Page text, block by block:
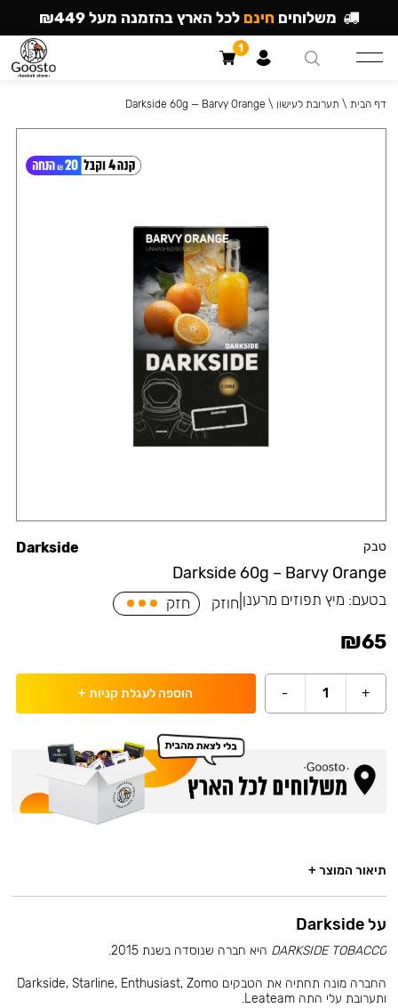
טבק
Darkside 60g – Barvy Orange
Darkside
בטעם: מיץ תפוזים מרענן חוזק חזק
₪65
+
1
- הוספה לעגלת קניות +
דף הבית \ תערובת לעישון \
Darkside 60g — Barvy Orange
תיאור המוצר +
על Darkside
DARKSIDE TOBACCO היא חברה שנוסדה בשנת 2015.
החברה מונה תחתיה את הטבקים Darkside, Starline, Enthusiast, Zomo
ותערובת עלי התה Leateam.
משלוחים חינם לכל הארץ בהזמנה מעל ₪449
1